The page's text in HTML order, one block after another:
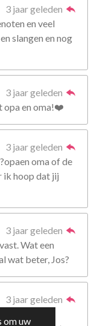
om uw
3 jaar geleden
en veel
slangen en nog
3 jaar geleden
opa en oma!❤️
3 jaar geleden
oma of de
ik hoop dat jij
3 jaar geleden
Wat een
wat beter, Jos?
3 jaar geleden